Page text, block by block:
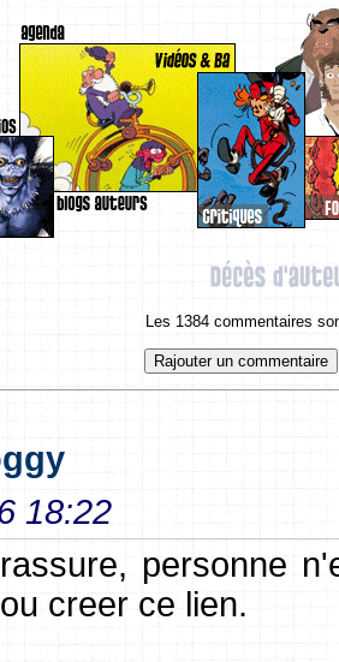
Les 1384 commentaires
18:22
personne
creer ce lien.